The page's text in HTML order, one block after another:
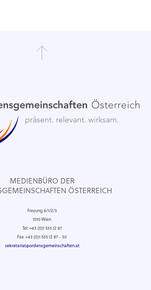
MEDIENBÜRO DER
ÖSTERREICH
Freyung 6/1/2/3
1010 Wien
Tel: +43 (0)1 535 12 87
Fax: +43 (0)1 535 12 87 - 30
sekretariat@ordensgemeinschaften.at